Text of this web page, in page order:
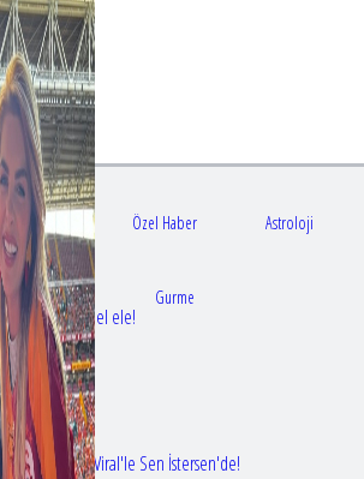
oldu: Sette el ele!
ilk kez Nur Viral'le Sen İstersen'de!
Sağlık Özel Haber Astroloji
Doktorlar Gurme
Erdağ